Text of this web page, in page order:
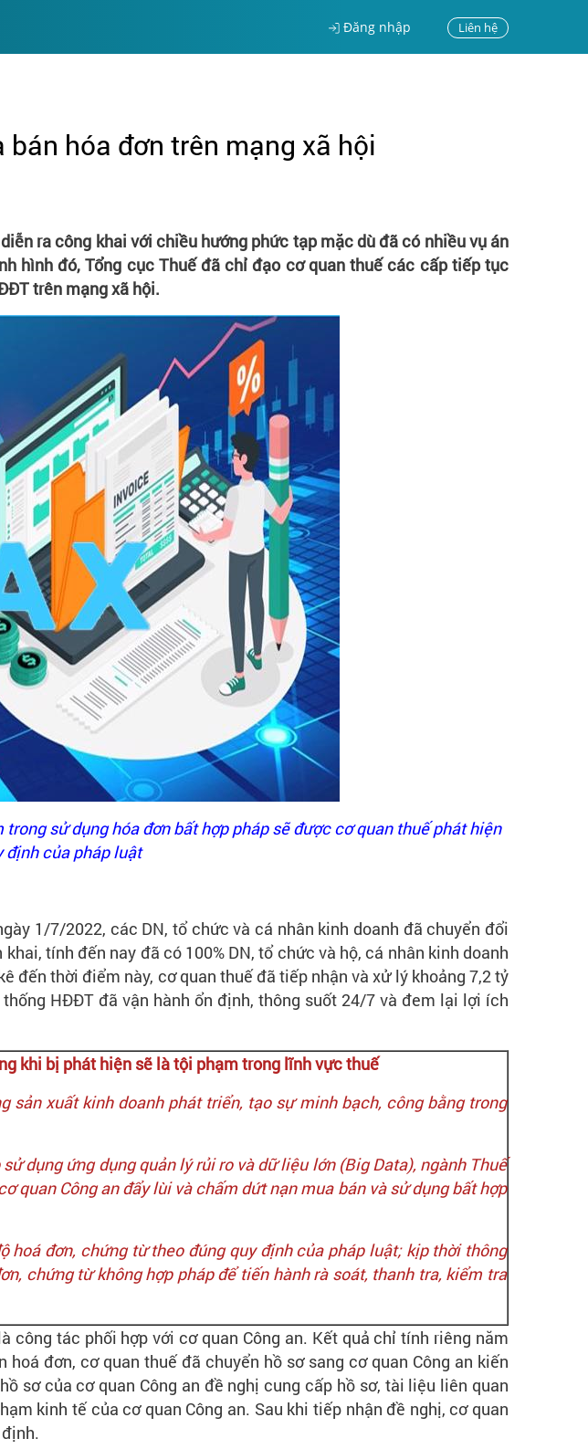
Đăng nhập Liên hệ
hóa đơn trên mạng xã hội
ra công khai với chiều hướng phức tạp mặc dù đã có nhiều vụ án
hình đó, Tổng cục Thuế đã chỉ đạo cơ quan thuế các cấp tiếp tục
trên mạng xã hội.
sử dụng hóa đơn bất hợp pháp sẽ được cơ quan thuế phát hiện
định của pháp luật
1/7/2022, các DN, tổ chức và cá nhân kinh doanh đã chuyển đổi
tính đến nay đã có 100% DN, tổ chức và hộ, cá nhân kinh doanh
đến thời điểm này, cơ quan thuế đã tiếp nhận và xử lý khoảng 7,2 tỷ
HĐĐT đã vận hành ổn định, thông suốt 24/7 và đem lại lợi ích
khi bị phát hiện sẽ là tội phạm trong lĩnh vực thuế
sản xuất kinh doanh phát triển, tạo sự minh bạch, công bằng trong
dụng ứng dụng quản lý rủi ro và dữ liệu lớn (Big Data), ngành Thuế
Công an đẩy lùi và chấm dứt nạn mua bán và sử dụng bất hợp
hoá đơn, chứng từ theo đúng quy định của pháp luật; kịp thời thông
chứng từ không hợp pháp để tiến hành rà soát, thanh tra, kiểm tra
tác phối hợp với cơ quan Công an. Kết quả chỉ tính riêng năm
đơn, cơ quan thuế đã chuyển hồ sơ sang cơ quan Công an kiến
sơ của cơ quan Công an đề nghị cung cấp hồ sơ, tài liệu liên quan
kinh tế của cơ quan Công an. Sau khi tiếp nhận đề nghị, cơ quan